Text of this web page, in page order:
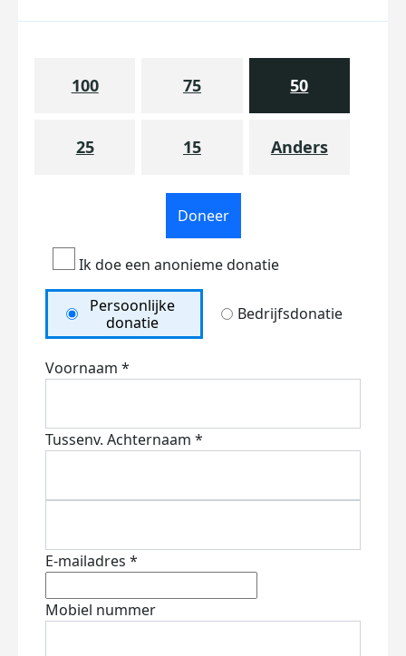
100 75 50
25 15 Anders
Doneer
Ik doe een anonieme donatie
Persoonlijke
donatie
Bedrijfsdonatie
Voornaam *
Tussenv. Achternaam *
E-mailadres *
Mobiel nummer